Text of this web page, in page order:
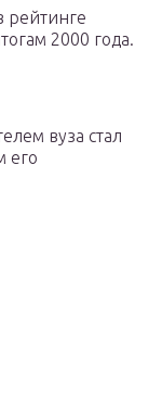
рейтинге
2000 года.
вуза стал
его